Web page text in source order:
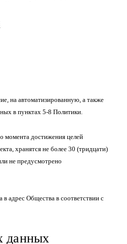
на автоматизированную, а также
в пунктах 5-8 Политики.
момента достижения целей
хранятся не более 30 (тридцати)
не предусмотрено
адрес Общества в соответствии с
данных